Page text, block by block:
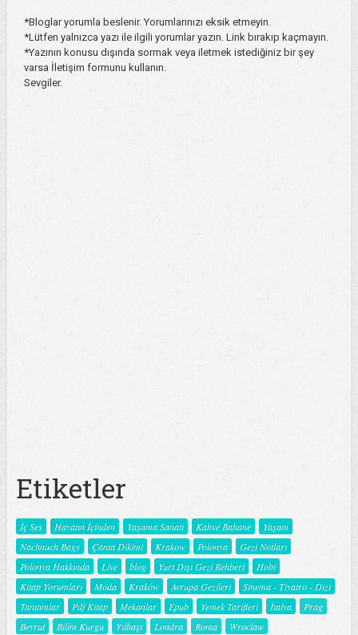
*Bloglar yorumla beslenir. Yorumlarınızı eksik etmeyin.
*Lütfen yalnızca yazı ile ilgili yorumlar yazın. Link bırakıp kaçmayın.
*Yazının konusu dışında sormak veya iletmek istediğiniz bir şey
varsa İletişim formunu kullanın.
Sevgiler.
Etiketler
İç Ses Hayatın İçinden Yaşama Sanatı Kahve Bahane
Yaşam
Nachnuch Bags
Çanta Dikimi Krakow Polonya
Gezi Notları
Polonya Hakkında
Live blog Yurt Dışı Gezi Rehberi
Hobi
Kitap Yorumları
Moda Kraków Avrupa Gezileri
Sinema - Tiyatro - Dizi
Tanıtımlar
Pdf Kitap Mekanlar Epub Yemek Tarifleri İtalya
Prag
Beyrut
Bilim Kurgu Yılbaşı Londra Roma
Wroclaw